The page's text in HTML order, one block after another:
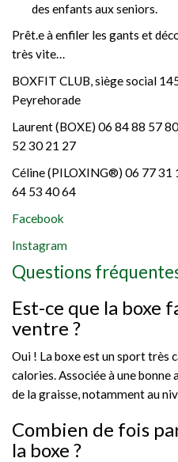
des enfants aux seniors.
Prêt.e à enfiler les gants et
très vite…
BOXFIT CLUB, siège social
Peyrehorade
Laurent (BOXE) 06 84 88 57
52 30 21 27
Céline (PILOXING®) 06 77 31
64 53 40 64
Facebook
Instagram
Questions
Est-ce que la boxe
ventre ?
Oui ! La boxe est un sport très
calories. Associée à une
de la graisse, notamment au
Combien de fois
la boxe ?